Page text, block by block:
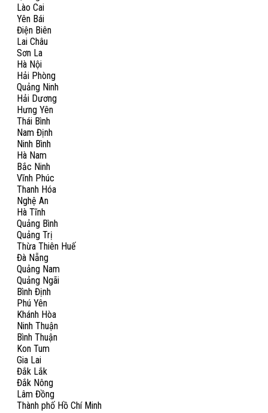
Lào Cai
Yên Bái
Điện Biên
Lai Châu
Sơn La
Hà Nội
Hải Phòng
Quảng Ninh
Hải Dương
Hưng Yên
Thái Bình
Nam Định
Ninh Bình
Hà Nam
Bắc Ninh
Vĩnh Phúc
Thanh Hóa
Nghệ An
Hà Tĩnh
Quảng Bình
Quảng Trị
Thừa Thiên Huế
Đà Nẵng
Quảng Nam
Quảng Ngãi
Bình Định
Phú Yên
Khánh Hòa
Ninh Thuận
Bình Thuận
Kon Tum
Gia Lai
Đắk Lắk
Đắk Nông
Lâm Đồng
Thành phố Hồ Chí Minh